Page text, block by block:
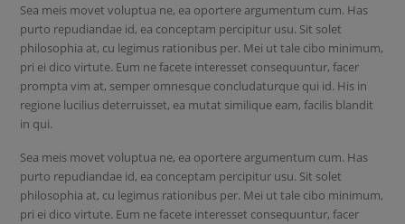
Sea meis movet voluptua ne, ea oportere argumentum cum. Has
purto repudiandae id, ea conceptam percipitur usu. Sit solet
philosophia at, cu legimus rationibus per. Mei ut tale cibo minimum,
pri ei dico virtute. Eum ne facete interesset consequuntur, facer
prompta vim at, semper omnesque concludaturque qui id. His in
regione lucilius deterruisset, ea mutat similique eam, facilis blandit
in qui.
Sea meis movet voluptua ne, ea oportere argumentum cum. Has
purto repudiandae id, ea conceptam percipitur usu. Sit solet
philosophia at, cu legimus rationibus per. Mei ut tale cibo minimum,
pri ei dico virtute. Eum ne facete interesset consequuntur, facer